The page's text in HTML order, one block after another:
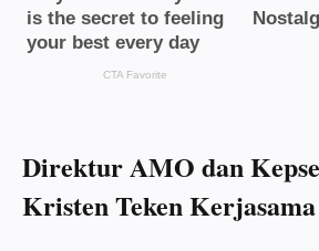
Direktur AMO dan
Kristen Teken Kerjasama